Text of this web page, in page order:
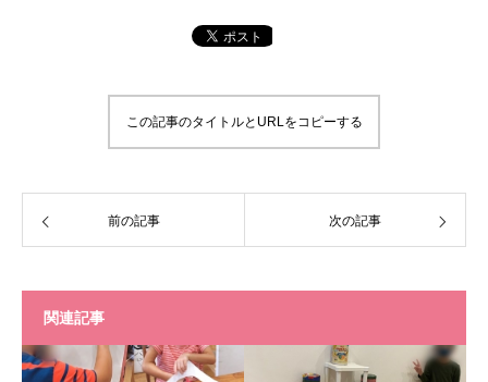
この記事のタイトルとURLをコピーする
前の記事 次の記事
関連記事